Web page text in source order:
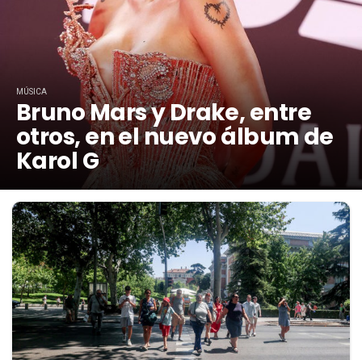
MÚSICA
Bruno Mars y Drake, entre
otros, en el nuevo álbum de
Karol G